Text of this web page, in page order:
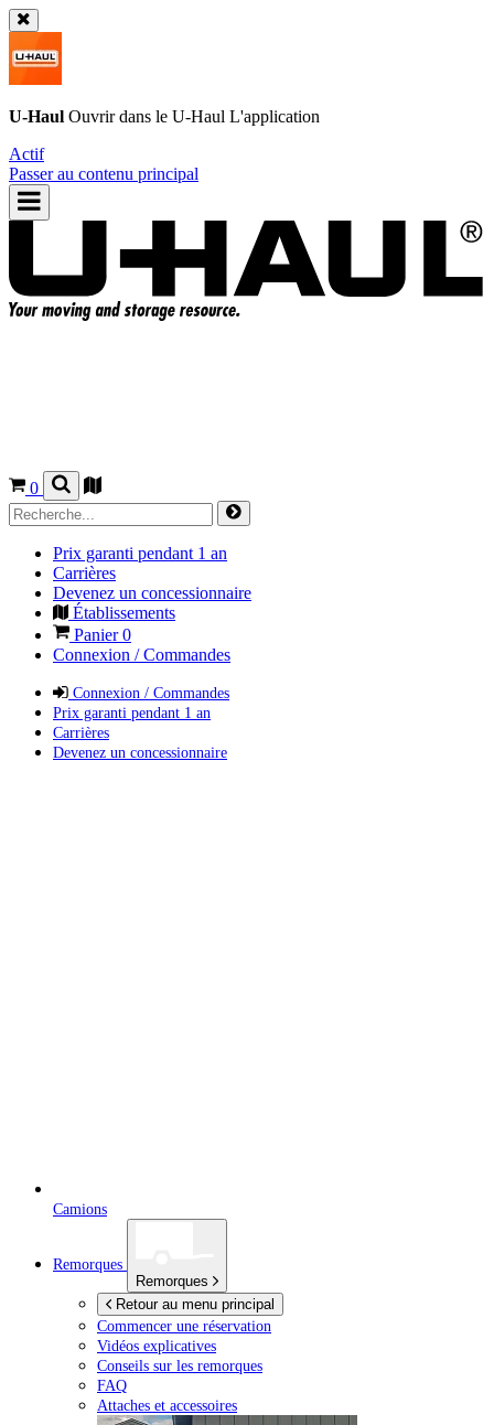
U-Haul Ouvrir dans le U-Haul L'application
Actif
Passer au contenu principal
0
Prix garanti pendant 1 an
Carrières
Devenez un concessionnaire
Établissements
Panier0
Connexion / Commandes
Connexion / Commandes
Prix garanti pendant 1 an
Carrières
Devenez un concessionnaire
Camions
Remorques
Remorques
Retour au menu principal
Commencer une réservation
Vidéos explicatives
Conseils sur les remorques
FAQ
Attaches et accessoires